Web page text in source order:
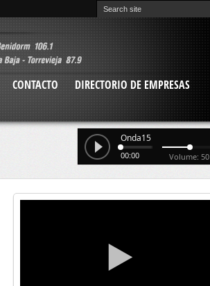
CONTACTO
DIRECTORIO DE EMPRESAS
Onda15
00:00 Volume: 50